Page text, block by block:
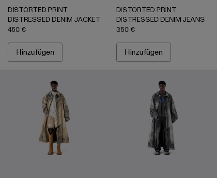
DISTORTED PRINT
DISTRESSED DENIM JACKET
450 €
Hinzufügen
DISTORTED PRINT
DISTRESSED DENIM JEANS
350 €
Hinzufügen